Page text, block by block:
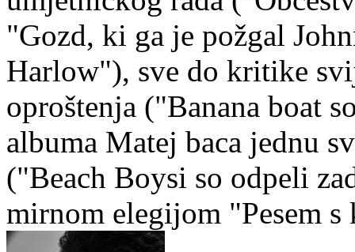
"Gozd, ki ga je požgal
Harlow"), sve do kritike
oproštenja ("Banana boat
albuma Matej baca jednu
("Beach Boysi so odpeli
mirnom elegijom "Pesem s